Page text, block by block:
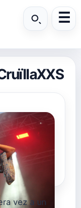
vez a un